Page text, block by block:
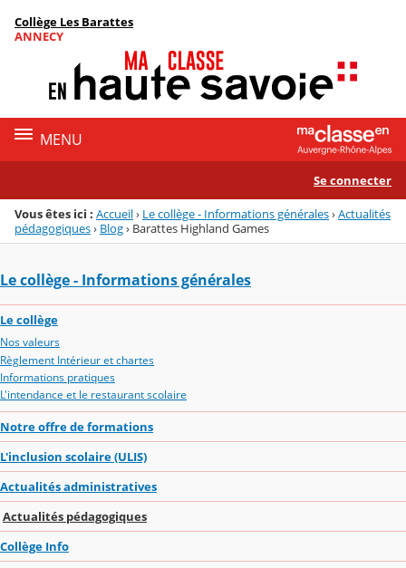
Menu de la rubrique
Contenu
Collège Les Barattes
ANNECY
MENU
Se connecter
Vous êtes ici : Accueil› Le collège - Informations générales›Actualités
pédagogiques› Blog› Barattes Highland Games
Le collège - Informations générales
Le collège
Nos valeurs
Règlement Intérieur et chartes
Informations pratiques
L'intendance et le restaurant scolaire
Notre offre de formations
L'inclusion scolaire (ULIS)
Actualités administratives
Actualités pédagogiques
Collège Info